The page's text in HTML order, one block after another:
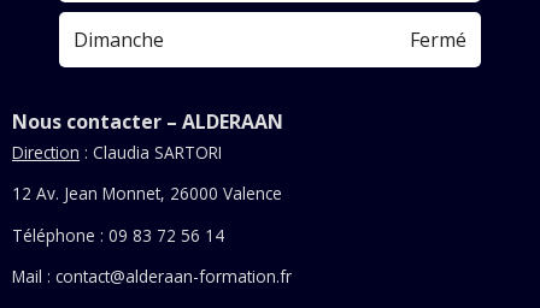
Dimanche Fermé
Nous contacter – ALDERAAN
Direction : Claudia SARTORI
12 Av. Jean Monnet, 26000 Valence
Téléphone : 09 83 72 56 14
Mail : contact@alderaan-formation.fr